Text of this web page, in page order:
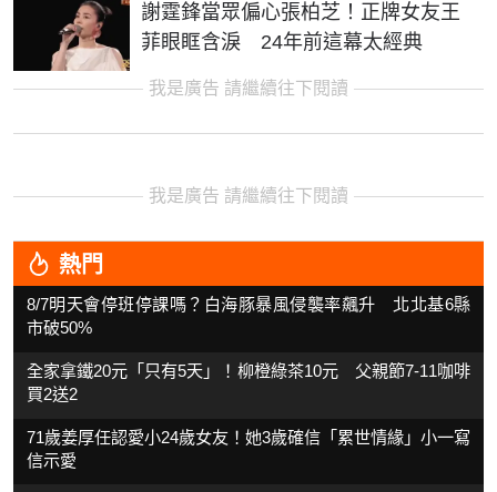
謝霆鋒當眾偏心張柏芝！正牌女友王
菲眼眶含淚 24年前這幕太經典
我是廣告 請繼續往下閱讀
我是廣告 請繼續往下閱讀
熱門
8/7明天會停班停課嗎？白海豚暴風侵襲率飆升 北北基6縣
市破50%
全家拿鐵20元「只有5天」！柳橙綠茶10元 父親節7-11咖啡
買2送2
71歲姜厚任認愛小24歲女友！她3歲確信「累世情緣」小一寫
信示愛